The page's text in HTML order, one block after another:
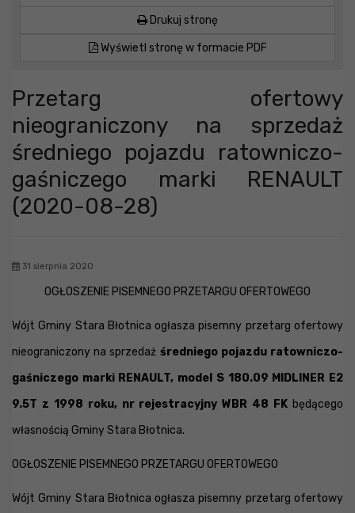
Drukuj stronę
Wyświetl stronę w formacie PDF
Przetarg ofertowy
nieograniczony na sprzedaż
średniego pojazdu ratowniczo-
gaśniczego marki RENAULT
(2020-08-28)
31 sierpnia 2020
OGŁOSZENIE PISEMNEGO PRZETARGU OFERTOWEGO
Wójt Gminy Stara Błotnica ogłasza pisemny przetarg ofertowy
nieograniczony na sprzedaż średniego pojazdu ratowniczo-
gaśniczego marki RENAULT, model S 180.09 MIDLINER E2
9.5T z 1998 roku, nr rejestracyjny WBR 48 FK będącego
własnością Gminy Stara Błotnica.
OGŁOSZENIE PISEMNEGO PRZETARGU OFERTOWEGO
Wójt Gminy Stara Błotnica ogłasza pisemny przetarg ofertowy